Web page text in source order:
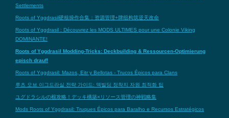
Settlements
Roots of Yggdrasil硬核操作合集：资源管理+牌组构筑逆天改命
Roots of Yggdrasil : Découvrez les MODS ULTIMES pour une Colonie Viking
DOMINANTE!
Roots of Yggdrasil Modding-Tricks: Deckbuilding & Ressourcen-Optimierung
episch drauf!
Roots of Yggdrasil: Mazos, Eitr y Bellotas - Trucos Épicos para Clans
루츠 오브 이그드라실 전략 가이드: 덱빌딩 정착지 자원 최적화 팁
ユグドラシルの根攻略！デッキ構築×リソース管理の神戦略集
Mods Roots of Yggdrasil: Truques Épicos para Baralho e Recursos Estratégicos